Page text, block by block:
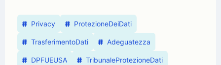
Privacy ProtezioneDeiDati
TrasferimentoDati Adeguatezza
DPFUEUSA TribunaleProtezioneDati